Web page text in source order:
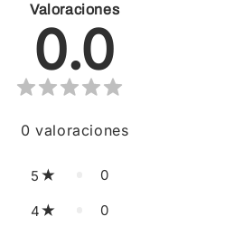
Valoraciones
0.0
0 valoraciones
5 0
4 0